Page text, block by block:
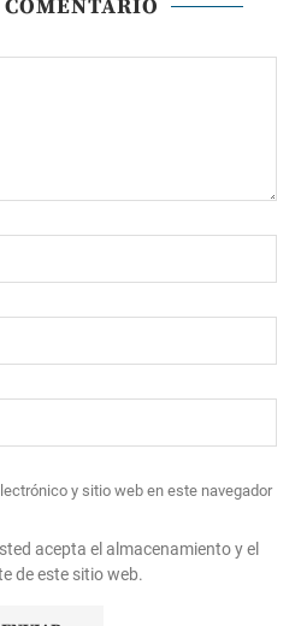
y sitio web en este navegador
acepta el almacenamiento y el
de este sitio web.